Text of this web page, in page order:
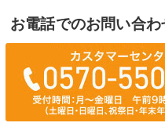
お電話でのお問い合